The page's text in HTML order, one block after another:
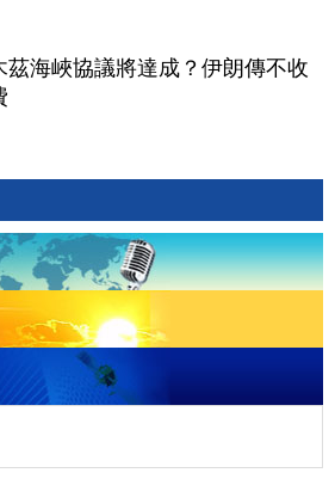
茲海峽協議將達成？伊朗傳不收